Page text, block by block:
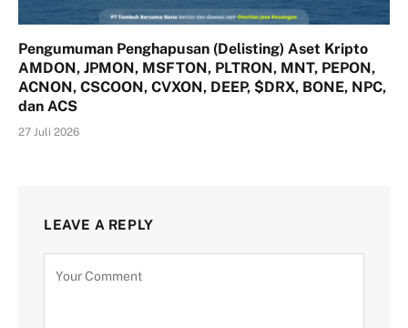
Pengumuman Penghapusan (Delisting) Aset Kripto
AMDON, JPMON, MSFTON, PLTRON, MNT, PEPON,
ACNON, CSCOON, CVXON, DEEP, $DRX, BONE, NPC,
dan ACS
27 Juli 2026
LEAVE A REPLY